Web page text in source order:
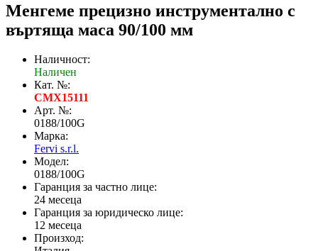
Менгеме прецизно инструментално с
въртяща маса 90/100 мм
Наличност:
Наличен
Кат. №:
CMX15111
Арт. №:
0188/100G
Марка:
Fervi s.r.l.
Модел:
0188/100G
Гаранция за частно лице:
24 месеца
Гаранция за юридическо лице:
12 месеца
Произход: